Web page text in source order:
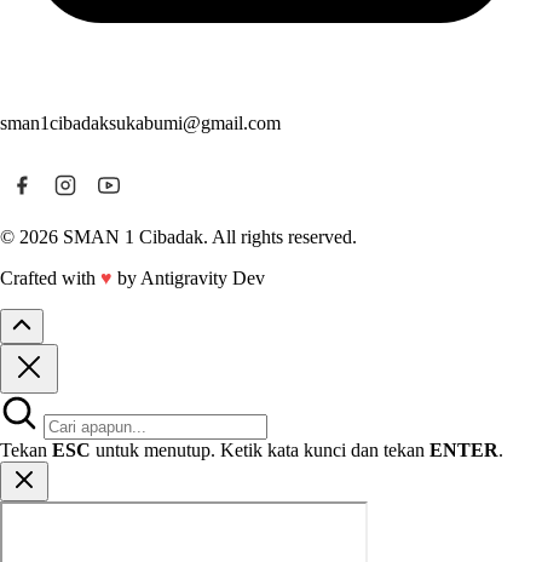
sman1cibadaksukabumi@gmail.com
© 2026 SMAN 1 Cibadak. All rights reserved.
Crafted with ♥ by Antigravity Dev
Tekan ESC untuk menutup. Ketik kata kunci dan tekan ENTER.